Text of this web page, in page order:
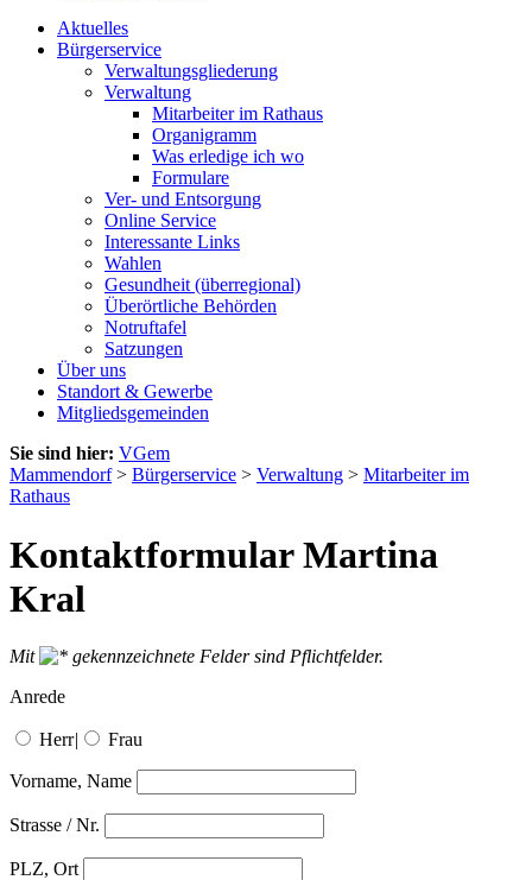
Aktuelles
Bürgerservice
Verwaltungsgliederung
Verwaltung
Mitarbeiter im Rathaus
Organigramm
Was erledige ich wo
Formulare
Ver- und Entsorgung
Online Service
Interessante Links
Wahlen
Gesundheit (überregional)
Überörtliche Behörden
Notruftafel
Satzungen
Über uns
Standort & Gewerbe
Mitgliedsgemeinden
Sie sind hier: VGem
Mammendorf> Bürgerservice > Verwaltung > Mitarbeiter im
Rathaus
Kontaktformular Martina
Kral
Mit
gekennzeichnete Felder sind Pflichtfelder.
Anrede
Herr| Frau
Vorname, Name
Strasse / Nr.
PLZ, Ort